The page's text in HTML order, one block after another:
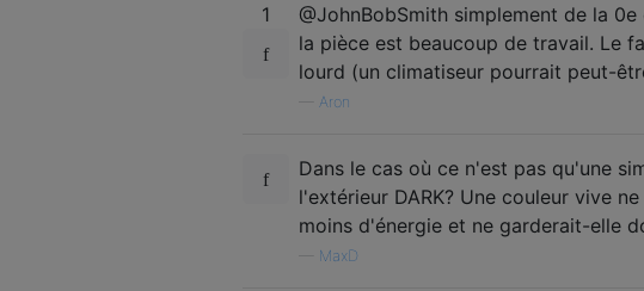
1
@JohnBobSmith simplement de la
la pièce est beaucoup de travail. Le
lourd (un climatiseur pourrait peut-
Aron
Dans le cas où ce n'est pas qu'une
l'extérieur DARK? Une couleur vive
moins d'énergie et ne garderait-elle
MaxD